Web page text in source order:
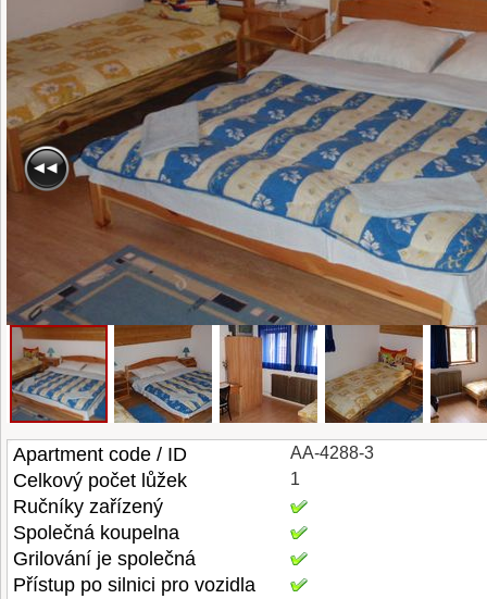
Apartment code / ID AA-4288-3
Celkový počet lůžek 1
Ručníky zařízený
Společná koupelna
Grilování je společná
Přístup po silnici pro vozidla